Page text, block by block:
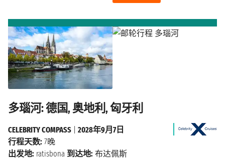
多瑙河: 德国, 奥地利, 匈牙利
CELEBRITY COMPASS
2028年9月7日
行程天数: 7晚
出发地: ratisbona 到达地: 布达佩斯